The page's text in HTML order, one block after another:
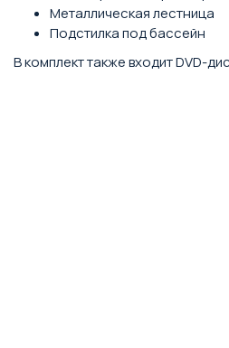
Металлическая лестница
Подстилка под бассейн
В комплект также входит DVD-